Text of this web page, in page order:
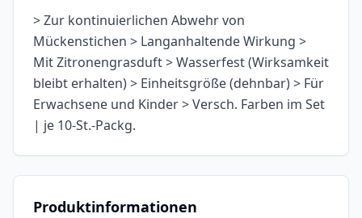
> Zur kontinuierlichen Abwehr von
Mückenstichen > Langanhaltende Wirkung >
Mit Zitronengrasduft > Wasserfest (Wirksamkeit
bleibt erhalten) > Einheitsgröße (dehnbar) > Für
Erwachsene und Kinder > Versch. Farben im Set
| je 10-St.-Packg.
Produktinformationen